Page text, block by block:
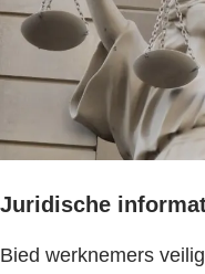
Juridische
Bied werknemers